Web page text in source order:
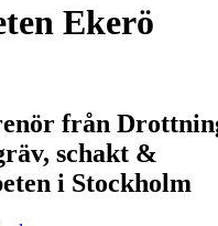
Ekerö
från
schakt &
i Stockholm